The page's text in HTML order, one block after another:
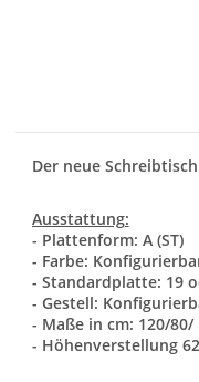
Der neue
Ausstattung:
- Plattenform: A (ST)
- Farbe:
- Standardplatte: 19
- Gestell:
- Maße in cm: 120/80/
- Höhenverstellung